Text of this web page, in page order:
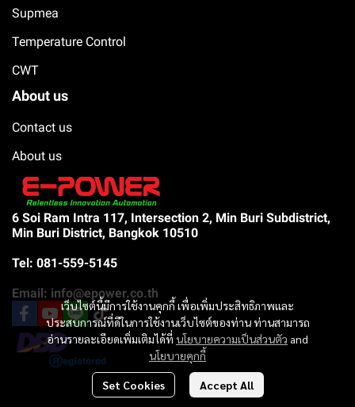
เว็บไซต์นี้มีการใช้งานคุกกี้ เพื่อเพิ่มประสิทธิภาพและ
ประสบการณ์ที่ดีในการใช้งานเว็บไซต์ของท่าน ท่านสามารถ
อ่านรายละเอียดเพิ่มเติมได้ที่ นโยบายความเป็นส่วนตัว and
นโยบายคุกกี้
Set Cookies Accept All
Supmea
Temperature Control
CWT
About us
Contact us
About us
6 Soi Ram Intra 117, Intersection 2, Min Buri Subdistrict,
Min Buri District, Bangkok 10510
Tel: 081-559-5145
Email: info@epower.co.th